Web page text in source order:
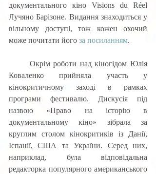
документального кіно Visions du Réel
Лучяно Барізоне. Видання знаходиться у
вільному доступі, тож кожен охочий
може почитати його за посиланням.
Коваленко прийняла участь у
кінокритичному заході в рамках
програми фестивалю. Дискусія під
назвою «Право на історію в
документальному кіно» зібрала за
круглим столом кінокритиків із Данії,
Іспанії, США та України. Серед них,
наприклад, була відповідальна
редакторка популярного американського